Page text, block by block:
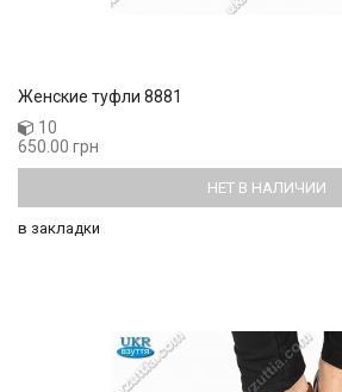
Женские туфли 8881
10
650.00 грн
НЕТ В НАЛИЧИИ
в закладки